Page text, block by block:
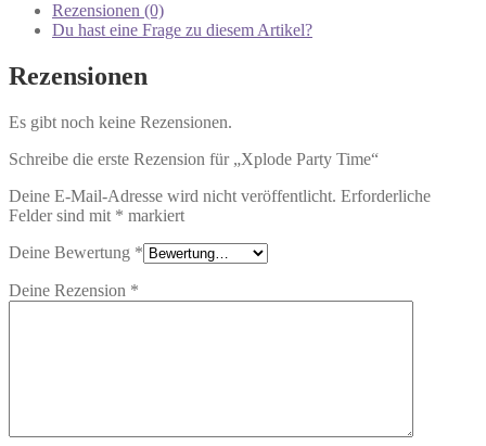
Rezensionen (0)
Du hast eine Frage zu diesem Artikel?
Rezensionen
Es gibt noch keine Rezensionen.
Schreibe die erste Rezension für „Xplode Party Time“
Deine E-Mail-Adresse wird nicht veröffentlicht. Erforderliche
Felder sind mit * markiert
Deine Bewertung *
Deine Rezension *